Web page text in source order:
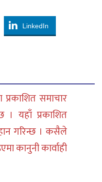
LinkedIn
समाचार
। यहाँ प्रकाशित
गरिन्छ । कसैले
कानुनी कार्वाही